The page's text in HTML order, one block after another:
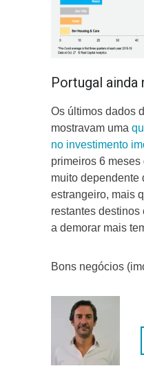
Portugal ainda
Os últimos dados
mostravam uma
no investimento
primeiros 6
muito dependente
estrangeiro, mais
restantes destinos
a demorar mais
Bons negócios